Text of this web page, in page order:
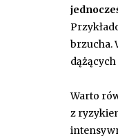
brzucha.
Warto
z